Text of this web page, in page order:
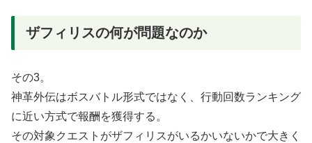
ザフィリスの何が問題なのか
その3。
神革外伝はボスバトル形式ではなく、行動回数ランキング
に近い方式で報酬を獲得する。
その対象クエストがザフィリスがいるかいないかで大きく